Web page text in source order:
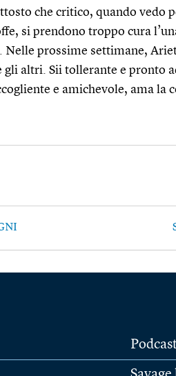
che critico, quando vedo
si prendono troppo cura
Nelle prossime settimane,
altri. Sii tollerante e pronto
e amichevole, ama la